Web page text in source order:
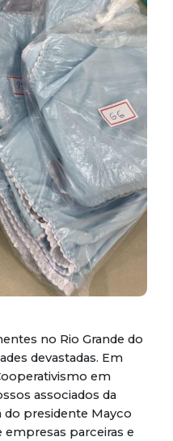
no Rio Grande do
devastadas. Em
em
associados da
do presidente Mayco
empresas parceiras e